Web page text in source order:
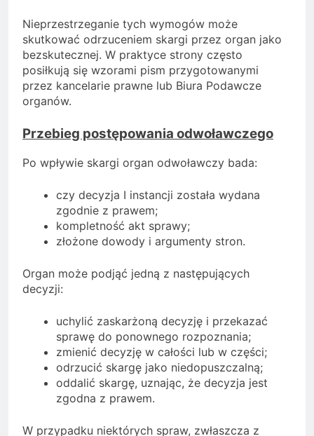
Nieprzestrzeganie tych wymogów może
skutkować odrzuceniem skargi przez organ jako
bezskutecznej. W praktyce strony często
posiłkują się wzorami pism przygotowanymi
przez kancelarie prawne lub Biura Podawcze
organów.
Przebieg postępowania odwoławczego
Po wpływie skargi organ odwoławczy bada:
czy decyzja I instancji została wydana
zgodnie z prawem;
kompletność akt sprawy;
złożone dowody i argumenty stron.
Organ może podjąć jedną z następujących
decyzji:
uchylić zaskarżoną decyzję i przekazać
sprawę do ponownego rozpoznania;
zmienić decyzję w całości lub w części;
odrzucić skargę jako niedopuszczalną;
oddalić skargę, uznając, że decyzja jest
zgodna z prawem.
W przypadku niektórych spraw, zwłaszcza z